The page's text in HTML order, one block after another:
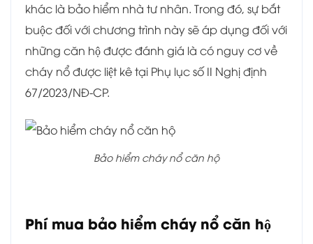
khác là bảo hiểm nhà tư nhân. Trong đó, sự bắt
buộc đối với chương trình này sẽ áp dụng đối với
những căn hộ được đánh giá là có nguy cơ về
cháy nổ được liệt kê tại Phụ lục số II Nghị định
67/2023/NĐ-CP.
Bảo hiểm cháy nổ căn hộ
Phí mua bảo hiểm cháy nổ căn hộ